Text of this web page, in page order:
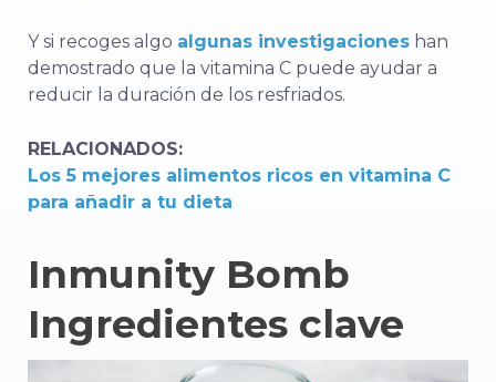
Y si recoges algo algunas investigaciones han
demostrado que la vitamina C puede ayudar a
reducir la duración de los resfriados.
RELACIONADOS:
Los 5 mejores alimentos ricos en vitamina C
para añadir a tu dieta
Inmunity Bomb
Ingredientes clave